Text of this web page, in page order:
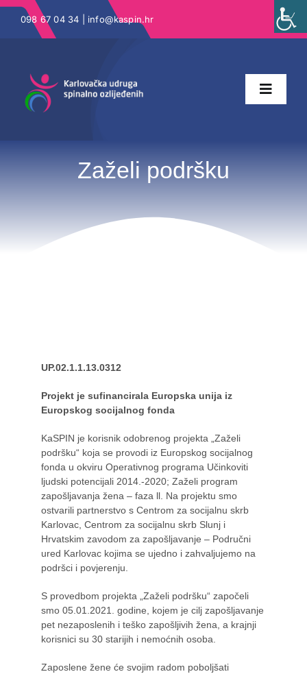
Skip
098 67 04 34 | info@kaspin.hr
Toggle
Kontakt
Zaželi podršku
UP.02.1.1.13.0312
Projekt je sufinancirala Europska unija iz
Europskog socijalnog fonda
KaSPIN je korisnik odobrenog projekta „Zaželi
podršku“ koja se provodi iz Europskog socijalnog
fonda u okviru Operativnog programa Učinkoviti
ljudski potencijali 2014.-2020; Zaželi program
zapošljavanja žena – faza ll. Na projektu smo
ostvarili partnerstvo s Centrom za socijalnu skrb
Karlovac, Centrom za socijalnu skrb Slunj i
Hrvatskim zavodom za zapošljavanje – Područni
ured Karlovac kojima se ujedno i zahvaljujemo na
podršci i povjerenju.
S provedbom projekta „Zaželi podršku“ započeli
smo 05.01.2021. godine, kojem je cilj zapošljavanje
pet nezaposlenih i teško zapošljivih žena, a krajnji
korisnici su 30 starijih i nemoćnih osoba.
Zaposlene žene će svojim radom poboljšati